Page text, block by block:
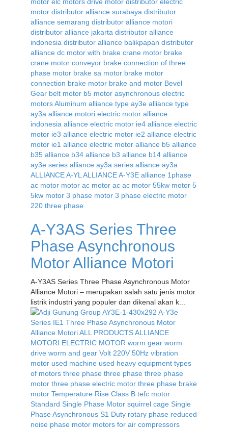
A-Y3AS Series Three
Phase Asynchronous
Motor Alliance Motori
A-Y3AS Series Three Phase Asynchronous Motor
Alliance Motori – merupakan salah satu jenis motor
listrik industri yang populer dan dikenal akan k...